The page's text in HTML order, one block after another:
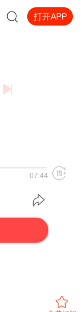
打开APP
07:44